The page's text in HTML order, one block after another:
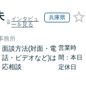
インタビュ
ーを見る
兵庫県
務所
面談方法(対面・電
話・ビデオなど)は
応相談
営業時
間：本日
定休日